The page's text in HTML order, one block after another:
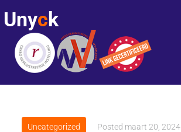
Unyck
Uncategorized Posted maart 20, 2024